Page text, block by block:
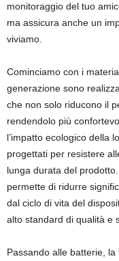
monitoraggio del tuo
ma assicura anche un
viviamo.
Cominciamo con i
generazione sono
che non solo riducono il
rendendolo più
l’impatto ecologico della
progettati per resistere
lunga durata del
permette di ridurre
dal ciclo di vita del
alto standard di qualità e
Passando alle batterie,